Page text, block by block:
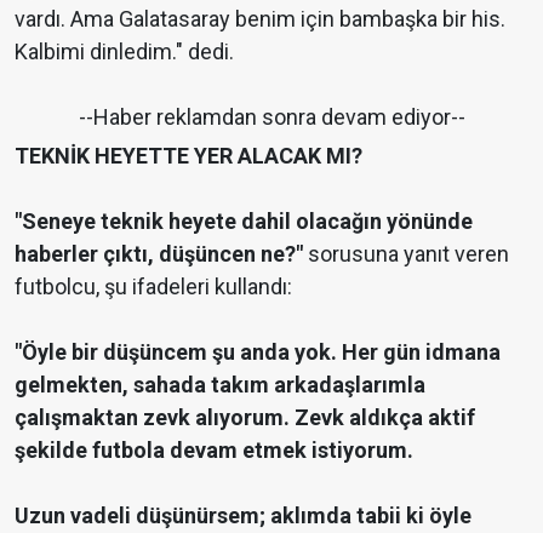
vardı. Ama Galatasaray benim için bambaşka bir his.
Kalbimi dinledim." dedi.
--Haber reklamdan sonra devam ediyor--
TEKNİK HEYETTE YER ALACAK MI?
"Seneye teknik heyete dahil olacağın yönünde
haberler çıktı, düşüncen ne?" sorusuna yanıt veren
futbolcu, şu ifadeleri kullandı:
"Öyle bir düşüncem şu anda yok. Her gün idmana
gelmekten, sahada takım arkadaşlarımla
çalışmaktan zevk alıyorum. Zevk aldıkça aktif
şekilde futbola devam etmek istiyorum.
Uzun vadeli düşünürsem; aklımda tabii ki öyle